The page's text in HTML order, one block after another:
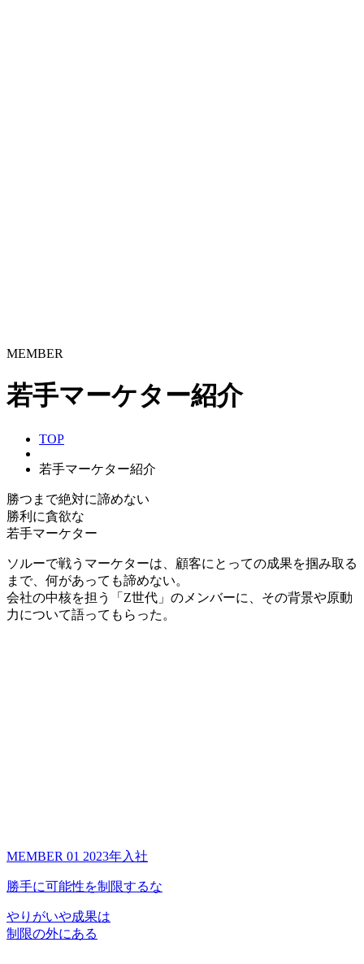
MEMBER
若手マーケター紹介
TOP
若手マーケター紹介
勝つまで絶対に諦めない
勝利に貪欲な
若手マーケター
ソルーで戦うマーケターは、顧客にとっての成果を掴み取る
まで、何があっても諦めない。
会社の中核を担う「Z世代」のメンバーに、その背景や原動
力について語ってもらった。
MEMBER 01 2023年入社
勝手に可能性を制限するな
やりがいや成果は
制限の外にある